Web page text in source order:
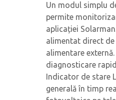
Un modul simplu
permite
aplicației
alimentat direct
alimentare
diagnosticare
Indicator de stare
generală în timp